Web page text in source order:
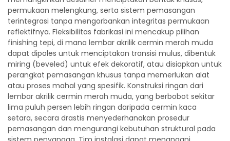
permukaan melengkung, serta sistem pemasangan
terintegrasi tanpa mengorbankan integritas permukaan
reflektifnya. Fleksibilitas fabrikasi ini mencakup pilihan
finishing tepi, di mana lembar akrilik cermin merah muda
dapat dipoles untuk menciptakan transisi mulus, dibentuk
miring (beveled) untuk efek dekoratif, atau disiapkan untuk
perangkat pemasangan khusus tanpa memerlukan alat
atau proses mahal yang spesifik. Konstruksi ringan dari
lembar akrilik cermin merah muda, yang berbobot sekitar
lima puluh persen lebih ringan daripada cermin kaca
setara, secara drastis menyederhanakan prosedur
pemasangan dan mengurangi kebutuhan struktural pada